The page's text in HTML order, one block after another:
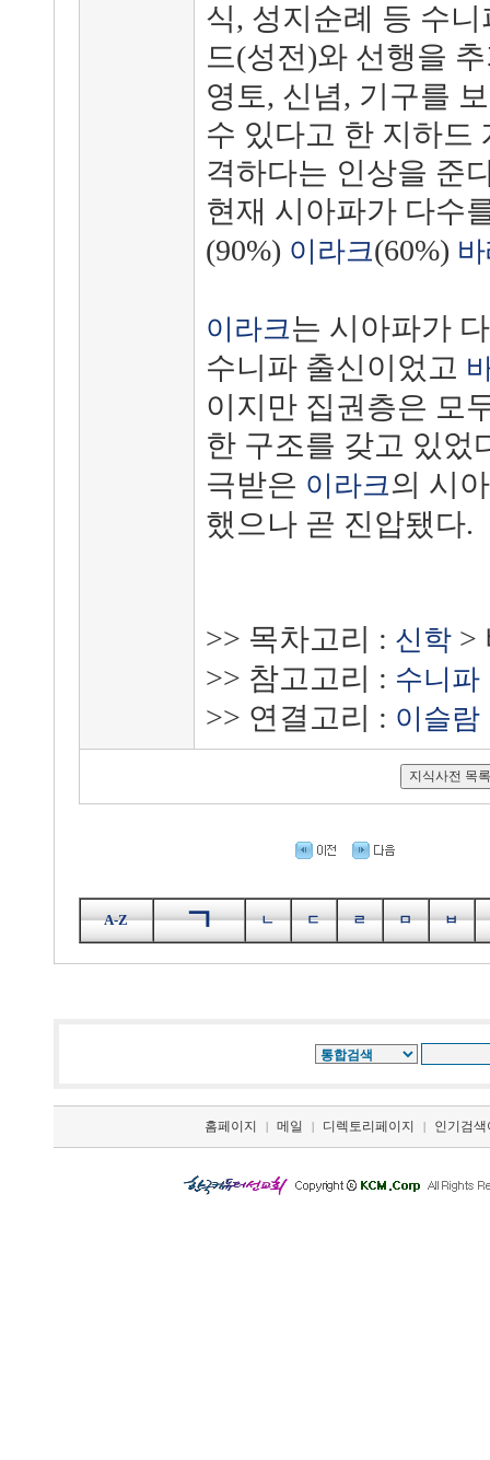
식, 성지순례 등 수
드(성전)와 선행을
영토, 신념, 기구를
수 있다고 한 지하드
격하다는 인상을 준
현재 시아파가 다수
(90%) 이라크(60%)
이라크는 시아파가
수니파 출신이었고
이지만 집권층은 모
한 구조를 갖고 있었
극받은 이라크의 시
했으나 곧 진압됐다.
>> 목차고리 : 신학>
>> 참고고리 : 수니파
>> 연결고리 : 이슬람
A-Z ㄱ ㄴ ㄷ ㄹ ㅁ ㅂ
홈페이지 | 메일 | 디렉토리페이지 | 인기검색